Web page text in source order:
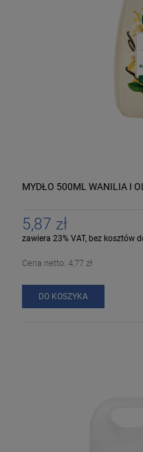
MYDŁO 500ML WANILIA I
5,87 zł
zawiera 23% VAT, bez kosztów
Cena netto: 4,77 zł
DO KOSZYKA